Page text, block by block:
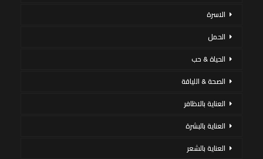
الاسرة
الحمل
الحياة & حب
الصحة & اللياقة
العناية بالاظافر
العناية بالبشرة
العناية بالشعر